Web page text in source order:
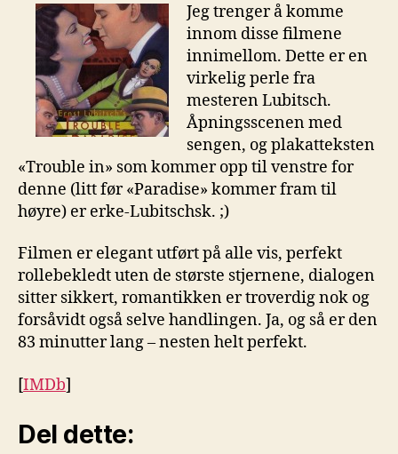
Jeg trenger å komme
innom disse filmene
innimellom. Dette er en
virkelig perle fra
mesteren Lubitsch.
Åpningsscenen med
sengen, og plakatteksten
«Trouble in» som kommer opp til venstre for
denne (litt før «Paradise» kommer fram til
høyre) er erke-Lubitschsk. ;)
Filmen er elegant utført på alle vis, perfekt
rollebekledt uten de største stjernene, dialogen
sitter sikkert, romantikken er troverdig nok og
forsåvidt også selve handlingen. Ja, og så er den
83 minutter lang – nesten helt perfekt.
[IMDb]
Del dette: